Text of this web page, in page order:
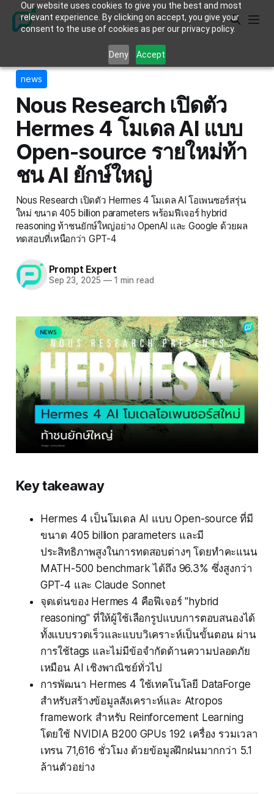
Our website uses cookies to give you the best and most
relevant experience. By clicking on accept, you give your
consent to the use of cookies as per our privacy policy.
Deny Accept
news
Nous Research เปิดตัว
Hermes 4 โมเดล AI แบบ
Open-source รายใหม่ท้า
ชน AI ยักษ์ใหญ่
Nous Research เปิดตัว Hermes 4 โมเดล AI โอเพนซอร์สรุ่น
ใหม่ ขนาด 405 billion parameters พร้อมฟีเจอร์ hybrid
reasoning ท้าชนยักษ์ใหญ่อย่าง OpenAI และ Google ด้วยผล
ทดสอบที่เหนือกว่า GPT-4
Prompt Expert
Sep 23, 2025 —1 min read
Key takeaway
Hermes 4 เป็นโมเดล AI แบบ Open-source ที่มี
ขนาด 405 billion parameters และมี
ประสิทธิภาพสูงในการทดสอบต่างๆ โดยทำคะแนน
MATH-500 benchmark ได้ถึง 96.3% ซึ่งสูงกว่า
GPT-4 และ Claude Sonnet
จุดเด่นของ Hermes 4 คือฟีเจอร์ "hybrid
reasoning" ที่ให้ผู้ใช้เลือกรูปแบบการตอบสนองได้
ทั้งแบบรวดเร็วและแบบวิเคราะห์เป็นขั้นตอน ผ่าน
การใช้tags และไม่มีข้อจำกัดด้านความปลอดภัย
เหมือน AI เชิงพาณิชย์ทั่วไป
การพัฒนา Hermes 4 ใช้เทคโนโลยี DataForge
สำหรับสร้างข้อมูลสังเคราะห์และ Atropos
framework สำหรับ Reinforcement Learning
โดยใช้ NVIDIA B200 GPUs 192 เครื่อง รวมเวลา
เทรน 71,616 ชั่วโมง ด้วยข้อมูลฝึกฝนมากกว่า 5.1
ล้านตัวอย่าง